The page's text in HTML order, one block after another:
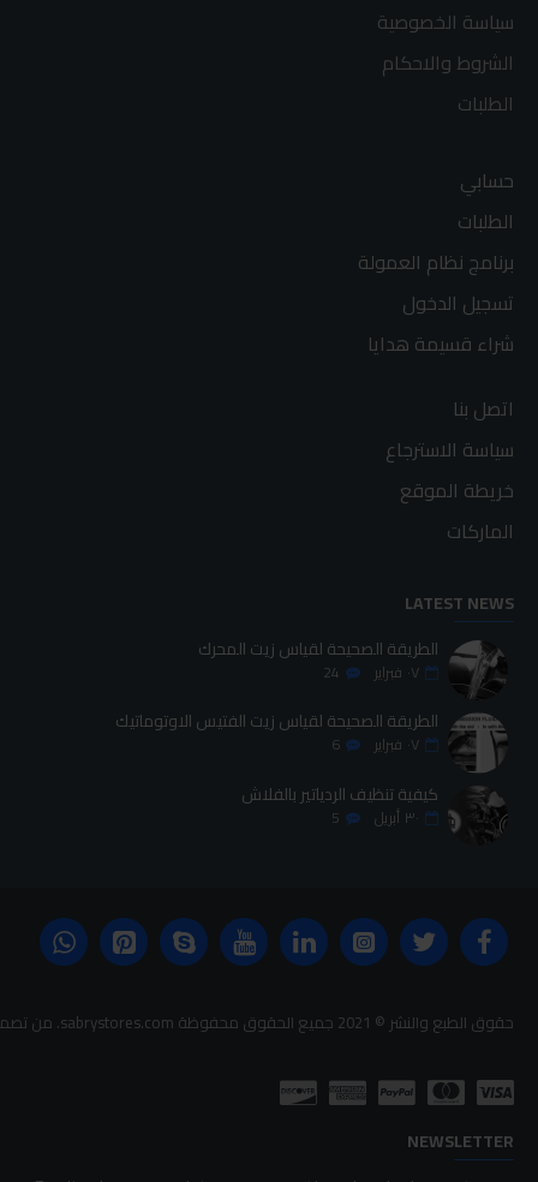
سياسة الخصوصية
الشروط والاحكام
الطلبات
حسابي
الطلبات
برنامج نظام العمولة
تسجيل الدخول
شراء قسيمة هدايا
اتصل بنا
سياسة الاسترجاع
خريطة الموقع
الماركات
LATEST NEWS
الطريقة الصحيحة لقياس زيت المحرك
٠٧ فبراير 24
الطريقة الصحيحة لقياس زيت الفتيس الاوتوماتيك
٠٧ فبراير 6
كيفية تنظيف الردياتير بالفلاش
٣٠ أبريل 5
حقوق الطبع والنشر © 2021 جميع الحقوق محفوظة sabrystores.com. من تصميم-
NEWSLETTER